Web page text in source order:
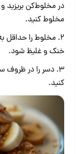
در مخلوط‌کن
مخلوط کنید.
خنک و غلیظ شود.
3. دسر را در ظروف
کنید.